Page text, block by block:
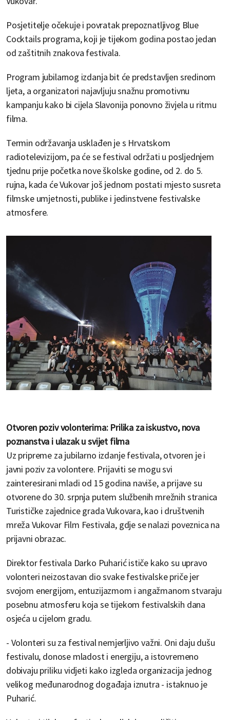
Posjetitelje očekuje i povratak prepoznatljivog Blue
Cocktails programa, koji je tijekom godina postao jedan
od zaštitnih znakova festivala.
Program jubilarnog izdanja bit će predstavljen sredinom
ljeta, a organizatori najavljuju snažnu promotivnu
kampanju kako bi cijela Slavonija ponovno živjela u ritmu
filma.
Termin održavanja usklađen je s Hrvatskom
radiotelevizijom, pa će se festival održati u posljednjem
tjednu prije početka nove školske godine, od 2. do 5.
rujna, kada će Vukovar još jednom postati mjesto susreta
filmske umjetnosti, publike i jedinstvene festivalske
atmosfere.
Otvoren poziv volonterima: Prilika za iskustvo, nova
poznanstva i ulazak u svijet filma
Uz pripreme za jubilarno izdanje festivala, otvoren je i
javni poziv za volontere. Prijaviti se mogu svi
zainteresirani mladi od 15 godina naviše, a prijave su
otvorene do 30. srpnja putem službenih mrežnih stranica
Turističke zajednice grada Vukovara, kao i društvenih
mreža Vukovar Film Festivala, gdje se nalazi poveznica na
prijavni obrazac.
Direktor festivala Darko Puharić ističe kako su upravo
volonteri neizostavan dio svake festivalske priče jer
svojom energijom, entuzijazmom i angažmanom stvaraju
posebnu atmosferu koja se tijekom festivalskih dana
osjeća u cijelom gradu.
- Volonteri su za festival nemjerljivo važni. Oni daju dušu
festivalu, donose mladost i energiju, a istovremeno
dobivaju priliku vidjeti kako izgleda organizacija jednog
velikog međunarodnog događaja iznutra - istaknuo je
Puharić.